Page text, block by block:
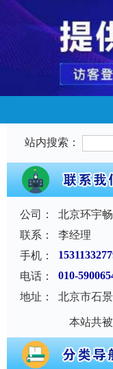
站内搜索：
公司：
北京环宇
联系：
李经理
手机：
电话： 010-
地址：
北京市石
本站共